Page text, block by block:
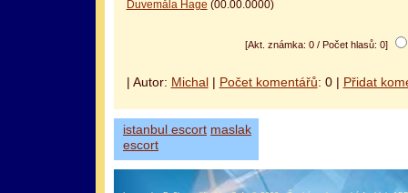
Duvemåla Hage (00.00.0000)
[Akt. známka: 0 / Počet hlasů: 0]
| Autor: Michal| Počet komentářů: 0 | Přidat
istanbul escort maslak
escort